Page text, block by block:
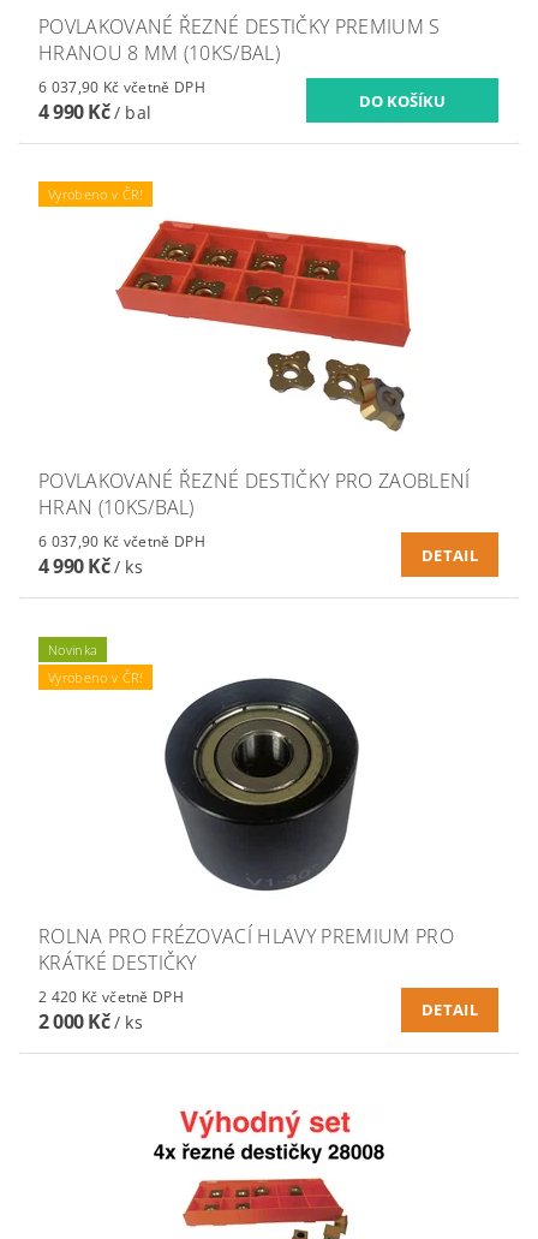
POVLAKOVANÉ ŘEZNÉ DESTIČKY PREMIUM S
HRANOU 8 MM (10KS/BAL)
6 037,90 Kč včetně DPH
4 990 Kč/ bal
Vyrobeno v ČR!
POVLAKOVANÉ ŘEZNÉ DESTIČKY PRO ZAOBLENÍ
HRAN (10KS/BAL)
6 037,90 Kč včetně DPH
4 990 Kč/ ks
DETAIL
Novinka
Vyrobeno v ČR!
ROLNA PRO FRÉZOVACÍ HLAVY PREMIUM PRO
KRÁTKÉ DESTIČKY
2 420 Kč včetně DPH
2 000 Kč/ ks
DETAIL